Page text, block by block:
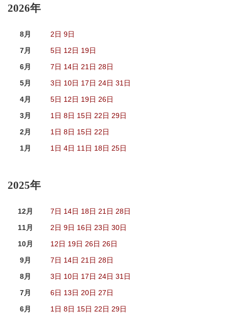
2026年
8月 2日 9日
7月
5日 12日 19日
6月
7日 14日 21日 28日
5月
3日 10日 17日 24日 31日
4月
5日 12日 19日 26日
3月
1日 8日 15日 22日 29日
2月
1日 8日 15日 22日
1月
1日 4日 11日 18日 25日
2025年
12月 7日 14日 18日 21日 28日
11月
2日 9日 16日 23日 30日
10月
12日 19日 26日 26日
9月
7日 14日 21日 28日
8月
3日 10日 17日 24日 31日
7月
6日 13日 20日 27日
6月
1日 8日 15日 22日 29日